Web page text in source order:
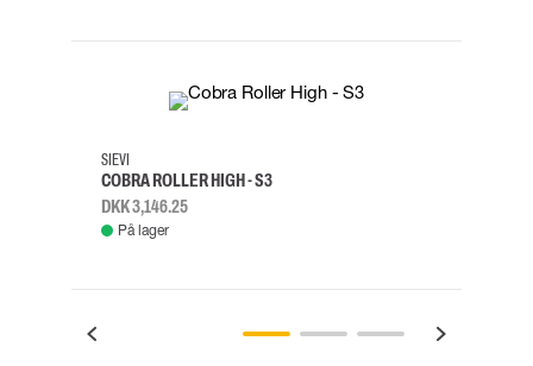
38
SIEVI
COBRA ROLLER HIGH - S3
DKK 3,146.25
På lager